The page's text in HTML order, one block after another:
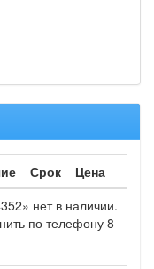
Срок
Цена
нет в наличии.
по телефону 8-